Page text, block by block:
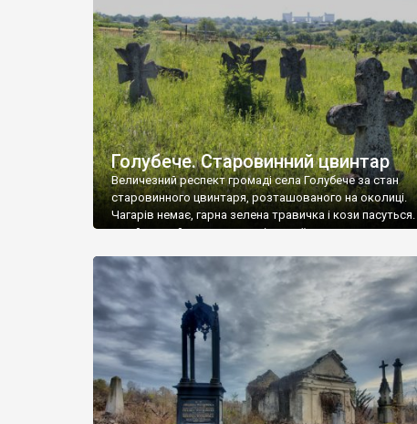
Голубече. Старовинний цвинтар
Величезний респект громаді села Голубече за стан
старовинного цвинтаря, розташованого на околиці.
Чагарів немає, гарна зелена травичка і кози
– найкращий регулятор шкідливої, для старих
бруньками, кози ті бруньки обгризають, бо то
делікатес. На цвинтарі у Голубечому ціла колекція
різноманітних форм хрестів. Село відносно невелике,